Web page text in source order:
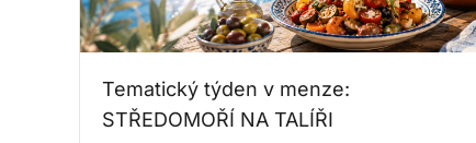
Tematický týden v menze:
STŘEDOMOŘÍ NA TALÍŘI